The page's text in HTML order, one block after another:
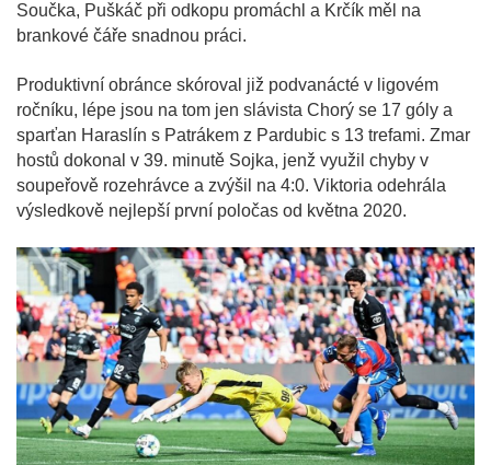
Součka, Puškáč při odkopu promáchl a Krčík měl na
brankové čáře snadnou práci.
Produktivní obránce skóroval již podvanácté v ligovém
ročníku, lépe jsou na tom jen slávista Chorý se 17 góly a
sparťan Haraslín s Patrákem z Pardubic s 13 trefami. Zmar
hostů dokonal v 39. minutě Sojka, jenž využil chyby v
soupeřově rozehrávce a zvýšil na 4:0. Viktoria odehrála
výsledkově nejlepší první poločas od května 2020.